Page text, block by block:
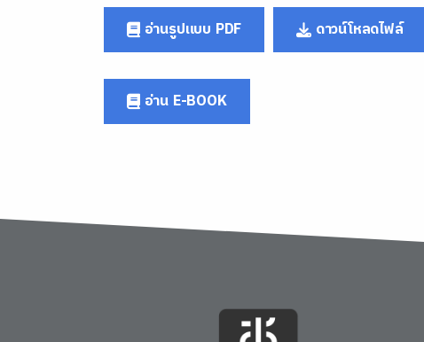
อ่านรูปแบบ PDF ดาวน์โหลดไฟล์
อ่าน E-BOOK